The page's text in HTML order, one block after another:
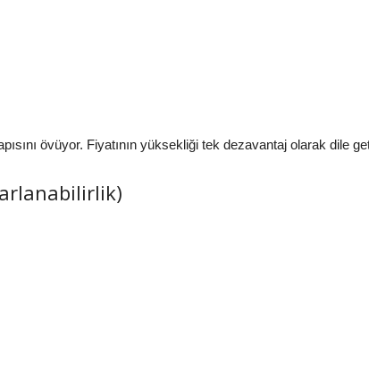
övüyor. Fiyatının yüksekliği tek dezavantaj olarak dile